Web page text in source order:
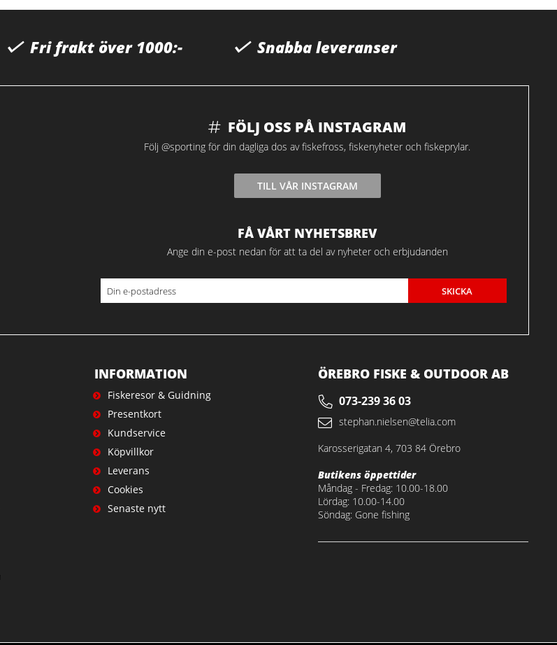
Fri frakt över 1000:- Snabba leveranser
FÖLJ OSS PÅ INSTAGRAM
Följ @sporting för din dagliga dos av fiskefross, fiskenyheter och fiskeprylar.
TILL VÅR INSTAGRAM
FÅ VÅRT NYHETSBREV
Ange din e-post nedan för att ta del av nyheter och erbjudanden
SKICKA
INFORMATION
Fiskeresor & Guidning
Presentkort
Kundservice
Köpvillkor
Leverans
Cookies
Senaste nytt
ÖREBRO FISKE & OUTDOOR AB
073-239 36 03
stephan.nielsen@telia.com
Karosserigatan 4, 703 84 Örebro
Butikens öppettider
Måndag - Fredag: 10.00-18.00
Lördag: 10.00-14.00
Söndag: Gone fishing